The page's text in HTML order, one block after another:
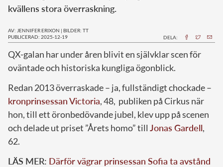
kvällens stora överraskning.
AV: JENNIFER ERIXON | BILDER: TT
PUBLICERAD: 2025-12-19
DELA:
QX-galan har under åren blivit en självklar scen för
oväntade och historiska kungliga ögonblick.
Redan 2013 överraskade – ja, fullständigt chockade –
kronprinsessan Victoria, 48, publiken på Cirkus när
hon, till ett öronbedövande jubel, klev upp på scenen
och delade ut priset ”Årets homo” till Jonas Gardell,
62.
LÄS MER: Därför vägrar prinsessan Sofia ta avstånd